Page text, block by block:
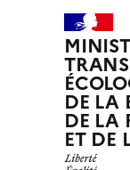
DE LA
DE LA
ET DE